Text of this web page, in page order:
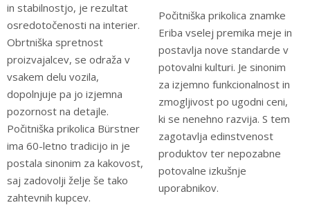
in stabilnostjo, je rezultat
osredotočenosti na interier.
Obrtniška spretnost
proizvajalcev, se odraža v
vsakem delu vozila,
dopolnjuje pa jo izjemna
pozornost na detajle.
Počitniška prikolica Bürstner
ima 60-letno tradicijo in je
postala sinonim za kakovost,
saj zadovolji želje še tako
zahtevnih kupcev.
Počitniška prikolica znamke
Eriba vselej premika meje in
postavlja nove standarde v
potovalni kulturi. Je sinonim
za izjemno funkcionalnost in
zmogljivost po ugodni ceni,
ki se nenehno razvija. S tem
zagotavlja edinstvenost
produktov ter nepozabne
potovalne izkušnje
uporabnikov.